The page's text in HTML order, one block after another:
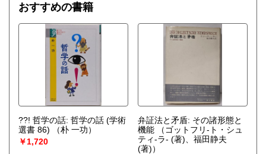
おすすめの書籍
??! 哲学の話: 哲学の話 (学術
選書 86)
（朴 一功）
￥1,720
弁証法と矛盾: その諸形態と
機能
（ゴットフリ-ト・シュ
ティ-ラ- (著)、福田静夫
(著)）